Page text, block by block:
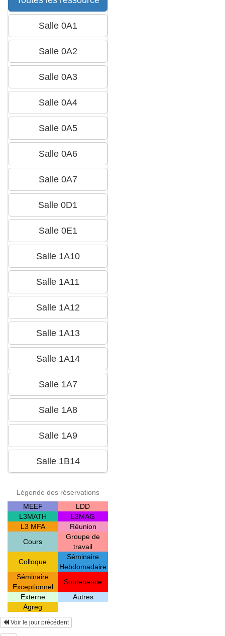
Légende des réservations
MEEF
LDD
L3MATH
L3MAG
L3 MFA
Réunion
Cours
Groupe de
travail
Colloque
Séminaire
Hebdomadaire
Séminaire
Exceptionnel
Soutenance
Externe
Autres
Agreg
Voir le jour précédent